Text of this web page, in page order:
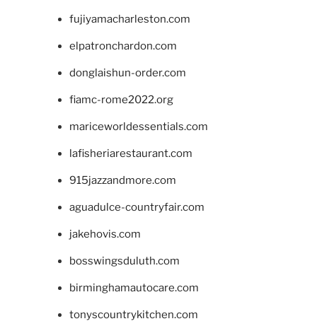
fujiyamacharleston.com
elpatronchardon.com
donglaishun-order.com
fiamc-rome2022.org
mariceworldessentials.com
lafisheriarestaurant.com
915jazzandmore.com
aguadulce-countryfair.com
jakehovis.com
bosswingsduluth.com
birminghamautocare.com
tonyscountrykitchen.com